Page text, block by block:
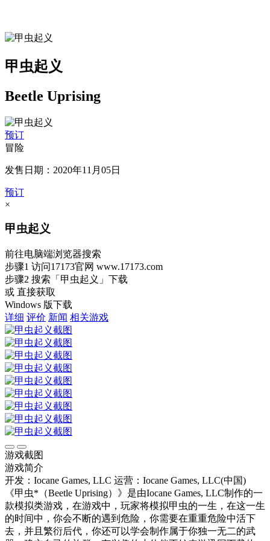
甲虫起义
Beetle Uprising
预订
冒险
发售日期：2020年11月05日
预订
×
甲虫起义
前往电脑端浏览器搜索
步骤1 访问17173官网 www.17173.com
步骤2 搜索 「甲虫起义」 下载
或 直接获取
Windows 版下载
详细 评价 新闻 相关游戏
游戏截图
游戏简介
开发：Iocane Games, LLC 运营：Iocane Games, LLC(中国)
《甲虫*（Beetle Uprising）》是由Iocane Games, LLC制作的一
款模拟类游戏，在游戏中，玩家将模拟甲虫的一生，在这一生
的时间中，你会不断的遇到危险，你需要在重重危险中活下
去，并且繁衍后代，你还可以学会制作属于你独一无二的武